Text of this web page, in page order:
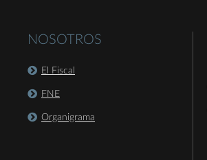
NOSOTROS
El Fiscal
FNE
Organigrama